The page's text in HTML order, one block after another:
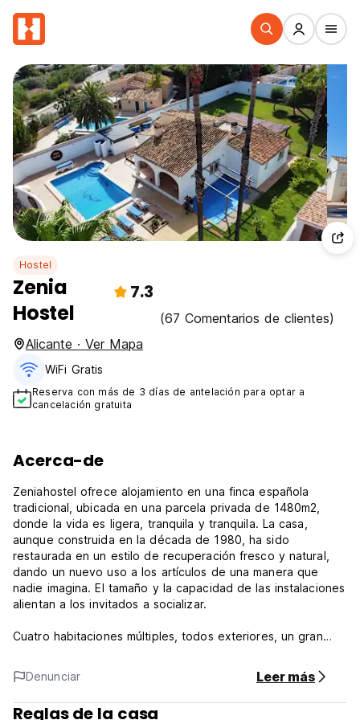
Hostel
Zenia
Hostel
7.3
(67 Comentarios de clientes)
Alicante · Ver Mapa
WiFi Gratis
Reserva con más de 3 días de antelación para optar a
cancelación gratuita
Acerca-de
Zeniahostel ofrece alojamiento en una finca española
tradicional, ubicada en una parcela privada de 1480m2,
donde la vida es ligera, tranquila y tranquila. La casa,
aunque construida en la década de 1980, ha sido
restaurada en un estilo de recuperación fresco y natural,
dando un nuevo uso a los artículos de una manera que
nadie imagina. El tamaño y la capacidad de las instalaciones
alientan a los invitados a socializar.
Cuatro habitaciones múltiples, todos exteriores, un gran
terrazas y espacios exteriores, permiten el ocio de una
manera íntima: porche en la parte delantera, terraza en el
sur, comedor al aire libre al lado de la cocina, con picnic
con picnic Área en el fondo del patio, jardín de piscinas
Denunciar Leer más
Reglas de la casa